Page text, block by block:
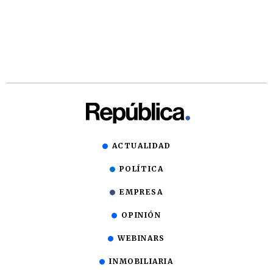
ACTUALIDAD
POLÍTICA
EMPRESA
OPINIÓN
WEBINARS
INMOBILIARIA